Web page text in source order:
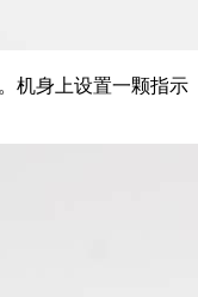
机身上设置一颗指示